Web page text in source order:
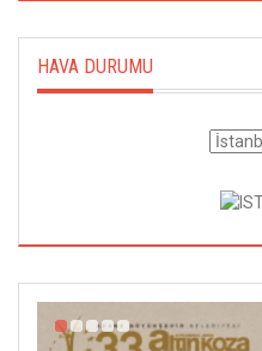
HAVA DURUMU